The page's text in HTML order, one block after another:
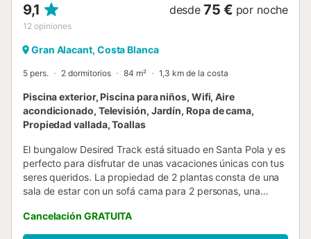
9,1
12 opiniones
desde 75 € por noche
Gran Alacant, Costa Blanca
5 pers. 2 dormitorios 84 m² 1,3 km de la costa
Piscina exterior, Piscina para niños, Wifi, Aire
acondicionado, Televisión, Jardín, Ropa de cama,
Propiedad vallada, Toallas
El bungalow Desired Track está situado en Santa Pola y es
perfecto para disfrutar de unas vacaciones únicas con tus
seres queridos. La propiedad de 2 plantas consta de una
sala de estar con un sofá cama para 2 personas, una
puede alojar a 5 personas. Los servicios adicionales
incluyen Wi-Fi de alta velocidad (apto para hacer
Cancelación GRATUITA